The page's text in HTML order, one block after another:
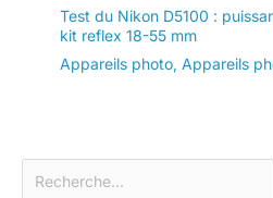
Test du Nikon D5100 :
kit reflex 18-55 mm
Appareils photo, Appareils